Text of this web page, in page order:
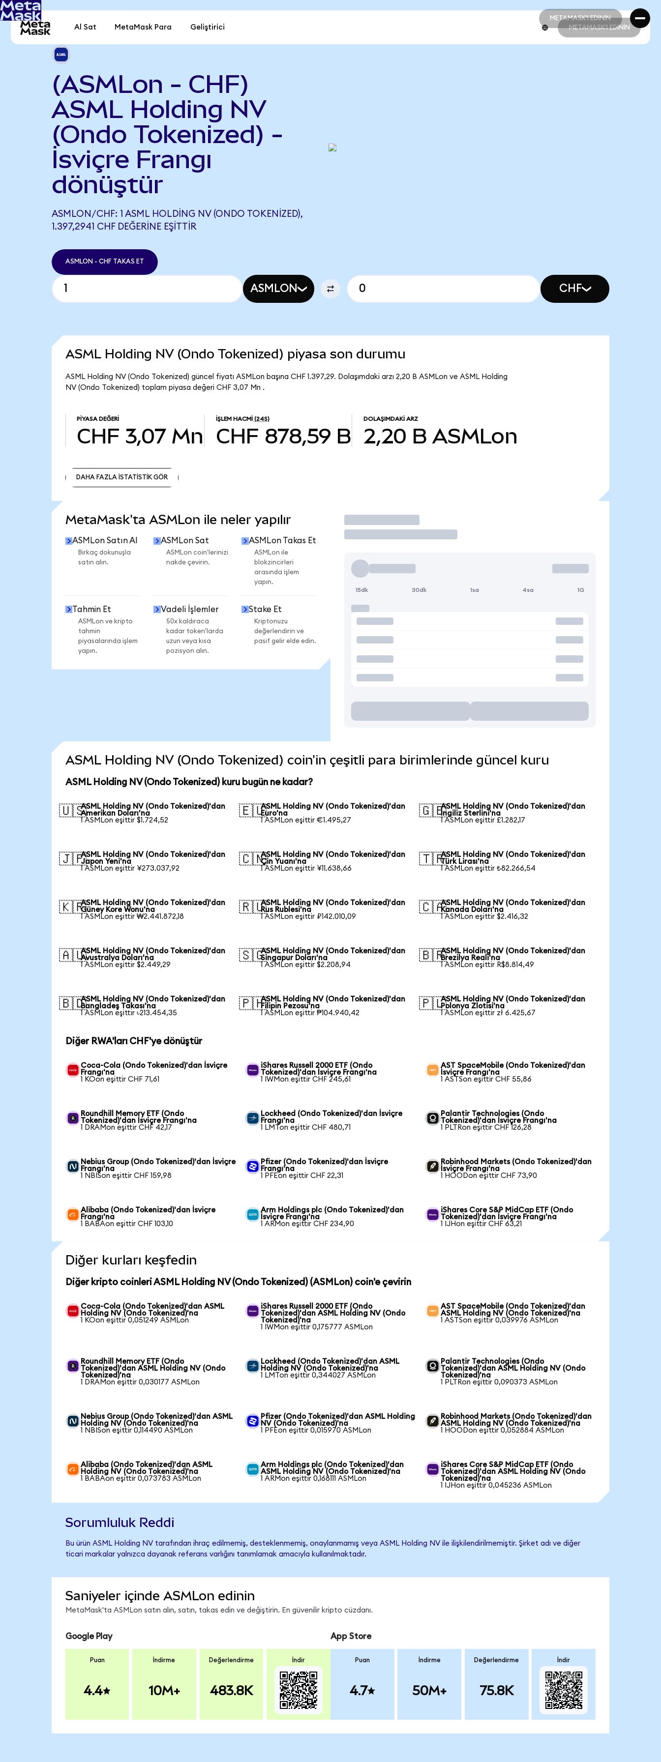
METAMASK'I EDİNİN
METAMASK'I EDİNİN
Al Sat MetaMask Para Geliştirici METAMASK'I EDİNİN
(ASMLon - CHF)
ASML Holding NV
(Ondo Tokenized) -
İsviçre Frangı
dönüştür
ASMLON/CHF: 1 ASML HOLDING NV (ONDO TOKENIZED),
1.397,2941 CHF DEĞERINE EŞITTIR
ASMLON - CHF TAKAS ET
ASMLON CHF
ASML Holding NV (Ondo Tokenized) piyasa son durumu
ASML Holding NV (Ondo Tokenized) güncel fiyatı ASMLon başına CHF 1.397,29. Dolaşımdaki arzı 2,20 B ASMLon ve ASML Holding
NV (Ondo Tokenized) toplam piyasa değeri CHF 3,07 Mn .
PIYASA DEĞERI
CHF 3,07 Mn
İŞLEM HACMI (24S)
CHF 878,59 B
DOLAŞIMDAKI ARZ
2,20 B ASMLon
DAHA FAZLA İSTATİSTİK GÖR
MetaMask'ta ASMLon ile neler yapılır
ASMLon Satın Al
Birkaç dokunuşla
satın alın.
ASMLon Sat
ASMLon coin'lerinizi
nakde çevirin.
ASMLon Takas Et
ASMLon ile
blokzincirleri
arasında işlem
yapın.
Tahmin Et
ASMLon ve kripto
tahmin
piyasalarında işlem
yapın.
Vadeli İşlemler
50x kaldıraca
kadar token'larda
uzun veya kısa
pozisyon alın.
Stake Et
Kriptonuzu
değerlendirin ve
pasif gelir elde edin.
İşlem Yap
15dk 30dk 1sa 4sa 1G
ASML Holding NV (Ondo Tokenized) coin'in çeşitli para birimlerinde güncel kuru
ASML Holding NV (Ondo Tokenized) kuru bugün ne kadar?
🇺🇸ASML Holding NV (Ondo Tokenized)'dan
Amerikan Doları'na
1 ASMLon eşittir $1.724,52
🇪🇺ASML Holding NV (Ondo Tokenized)'dan
Euro'na
1 ASMLon eşittir €1.495,27
🇬🇧ASML Holding NV (Ondo Tokenized)'dan
İngiliz Sterlini'na
1 ASMLon eşittir £1.282,17
🇯🇵ASML Holding NV (Ondo Tokenized)'dan
Japon Yeni'na
1 ASMLon eşittir ¥273.037,92
🇨🇳ASML Holding NV (Ondo Tokenized)'dan
Çin Yuanı'na
1 ASMLon eşittir ¥11.638,66
🇹🇷ASML Holding NV (Ondo Tokenized)'dan
Türk Lirası'na
1 ASMLon eşittir ₺82.266,54
🇰🇷ASML Holding NV (Ondo Tokenized)'dan
Güney Kore Wonu'na
1 ASMLon eşittir ₩2.441.872,18
🇷🇺ASML Holding NV (Ondo Tokenized)'dan
Rus Rublesi'na
1 ASMLon eşittir ₽142.010,09
🇨🇦ASML Holding NV (Ondo Tokenized)'dan
Kanada Doları'na
1 ASMLon eşittir $2.416,32
🇦🇺ASML Holding NV (Ondo Tokenized)'dan
Avustralya Doları'na
1 ASMLon eşittir $2.449,29
🇸🇬ASML Holding NV (Ondo Tokenized)'dan
Singapur Doları'na
1 ASMLon eşittir $2.208,94
🇧🇷ASML Holding NV (Ondo Tokenized)'dan
Brezilya Reali'na
1 ASMLon eşittir R$8.814,49
🇧🇩ASML Holding NV (Ondo Tokenized)'dan
Bangladeş Takası'na
1 ASMLon eşittir ৳213.454,35
🇵🇭ASML Holding NV (Ondo Tokenized)'dan
Filipin Pezosu'na
1 ASMLon eşittir ₱104.940,42
🇵🇱ASML Holding NV (Ondo Tokenized)'dan
Polonya Zlotisi'na
1 ASMLon eşittir zł 6.425,67
Diğer RWA'ları CHF'ye dönüştür
Coca-Cola (Ondo Tokenized)'dan İsviçre
Frangı'na
1 KOon eşittir CHF 71,61
iShares Russell 2000 ETF (Ondo
Tokenized)'dan İsviçre Frangı'na
1 IWMon eşittir CHF 245,61
AST SpaceMobile (Ondo Tokenized)'dan
İsviçre Frangı'na
1 ASTSon eşittir CHF 55,86
Roundhill Memory ETF (Ondo
Tokenized)'dan İsviçre Frangı'na
1 DRAMon eşittir CHF 42,17
Lockheed (Ondo Tokenized)'dan İsviçre
Frangı'na
1 LMTon eşittir CHF 480,71
Palantir Technologies (Ondo
Tokenized)'dan İsviçre Frangı'na
1 PLTRon eşittir CHF 126,28
Nebius Group (Ondo Tokenized)'dan İsviçre
Frangı'na
1 NBISon eşittir CHF 159,98
Pfizer (Ondo Tokenized)'dan İsviçre
Frangı'na
1 PFEon eşittir CHF 22,31
Robinhood Markets (Ondo Tokenized)'dan
İsviçre Frangı'na
1 HOODon eşittir CHF 73,90
Alibaba (Ondo Tokenized)'dan İsviçre
Frangı'na
1 BABAon eşittir CHF 103,10
Arm Holdings plc (Ondo Tokenized)'dan
İsviçre Frangı'na
1 ARMon eşittir CHF 234,90
iShares Core S&P MidCap ETF (Ondo
Tokenized)'dan İsviçre Frangı'na
1 IJHon eşittir CHF 63,21
Diğer kurları keşfedin
Diğer kripto coinleri ASML Holding NV (Ondo Tokenized) (ASMLon) coin'e çevirin
Coca-Cola (Ondo Tokenized)'dan ASML
Holding NV (Ondo Tokenized)'na
1 KOon eşittir 0,051249 ASMLon
iShares Russell 2000 ETF (Ondo
Tokenized)'dan ASML Holding NV (Ondo
Tokenized)'na
1 IWMon eşittir 0,175777 ASMLon
AST SpaceMobile (Ondo Tokenized)'dan
ASML Holding NV (Ondo Tokenized)'na
1 ASTSon eşittir 0,039976 ASMLon
Roundhill Memory ETF (Ondo
Tokenized)'dan ASML Holding NV (Ondo
Tokenized)'na
1 DRAMon eşittir 0,030177 ASMLon
Lockheed (Ondo Tokenized)'dan ASML
Holding NV (Ondo Tokenized)'na
1 LMTon eşittir 0,344027 ASMLon
Palantir Technologies (Ondo
Tokenized)'dan ASML Holding NV (Ondo
Tokenized)'na
1 PLTRon eşittir 0,090373 ASMLon
Nebius Group (Ondo Tokenized)'dan ASML
Holding NV (Ondo Tokenized)'na
1 NBISon eşittir 0,114490 ASMLon
Pfizer (Ondo Tokenized)'dan ASML Holding
NV (Ondo Tokenized)'na
1 PFEon eşittir 0,015970 ASMLon
Robinhood Markets (Ondo Tokenized)'dan
ASML Holding NV (Ondo Tokenized)'na
1 HOODon eşittir 0,052884 ASMLon
Alibaba (Ondo Tokenized)'dan ASML
Holding NV (Ondo Tokenized)'na
1 BABAon eşittir 0,073783 ASMLon
Arm Holdings plc (Ondo Tokenized)'dan
ASML Holding NV (Ondo Tokenized)'na
1 ARMon eşittir 0,168111 ASMLon
iShares Core S&P MidCap ETF (Ondo
Tokenized)'dan ASML Holding NV (Ondo
Tokenized)'na
1 IJHon eşittir 0,045236 ASMLon
Sorumluluk Reddi
Bu ürün ASML Holding NV tarafından ihraç edilmemiş, desteklenmemiş, onaylanmamış veya ASML Holding NV ile ilişkilendirilmemiştir. Şirket adı ve diğer
ticari markalar yalnızca dayanak referans varlığını tanımlamak amacıyla kullanılmaktadır.
Saniyeler içinde ASMLon edinin
MetaMask'ta ASMLon satın alın, satın, takas edin ve değiştirin. En güvenilir kripto cüzdanı.
Google Play
Puan
4.4
İndirme
10M+
Değerlendirme
483.8K
İndir
App Store
Puan
4.7
İndirme
50M+
Değerlendirme
75.8K
İndir